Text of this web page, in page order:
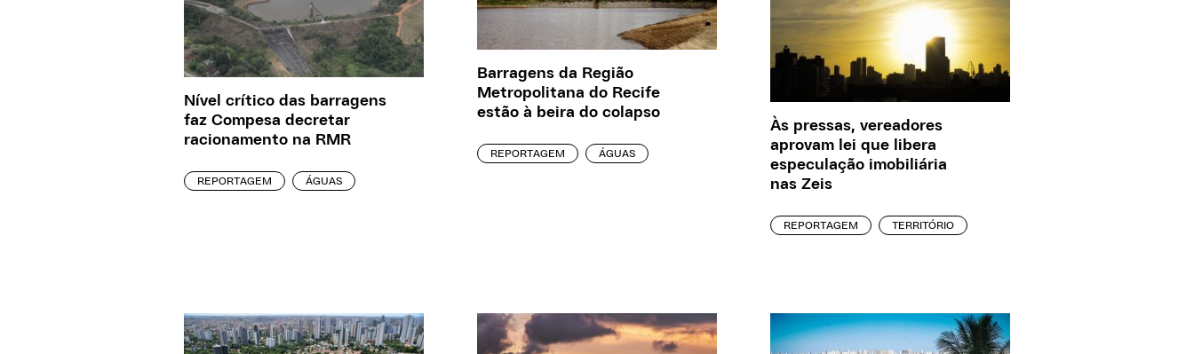
Nível crítico das barragens
faz Compesa decretar
racionamento na RMR
REPORTAGEM ÁGUAS
Barragens da Região
Metropolitana do Recife
estão à beira do colapso
REPORTAGEM ÁGUAS
Às pressas, vereadores
aprovam lei que libera
especulação imobiliária
nas Zeis
REPORTAGEM TERRITÓRIO